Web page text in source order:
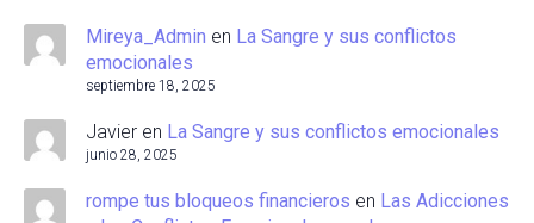
Mireya_Admin en La Sangre y sus conflictos
emocionales
septiembre 18, 2025
Javier en La Sangre y sus conflictos emocionales
junio 28, 2025
rompe tus bloqueos financieros en Las Adicciones